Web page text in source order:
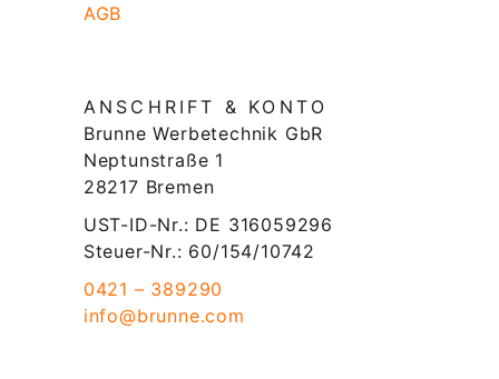
AGB
ANSCHRIFT & KONTO
Brunne Werbetechnik GbR
Neptunstraße 1
28217 Bremen
UST-ID-Nr.: DE 316059296
Steuer-Nr.: 60/154/10742
0421 – 389290
info@brunne.com